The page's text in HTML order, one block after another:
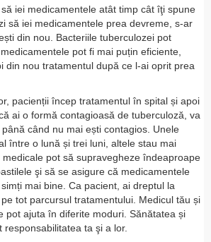
iei medicamentele atât timp cât îţi spune
să iei medicamentele prea devreme, s-ar
din nou. Bacteriile tuberculozei pot
pot fi mai puțin eficiente,
din nou tratamentul după ce l-ai oprit prea
pacienții încep tratamentul în spital și apoi
ai o formă contagioasă de tuberculoză, va
când nu mai ești contagios. Unele
între o lună și trei luni, altele stau mai
pot să supravegheze îndeaproape
şi să se asigure că medicamentele
mai bine. Ca pacient, ai dreptul la
tot parcursul tratamentului. Medicul tău și
pot ajuta în diferite moduri. Sănătatea și
responsabilitatea ta şi a lor.